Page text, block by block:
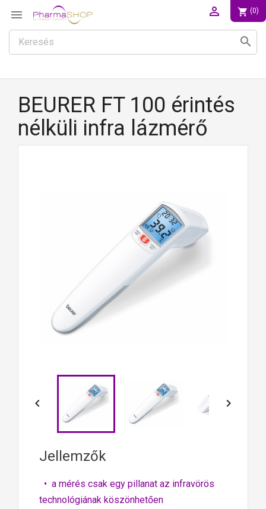
 shopping_cart (0)

search
BEURER FT 100 érintés
nélküli infra lázmérő
 
Jellemzők
• a mérés csak egy pillanat az infravörös
technológiának köszönhetően